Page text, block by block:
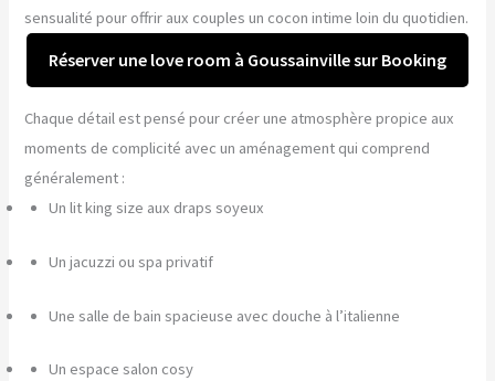
sensualité pour offrir aux couples un cocon intime loin du quotidien.
Réserver une love room à Goussainville sur Booking
Chaque détail est pensé pour créer une atmosphère propice aux
moments de complicité avec un aménagement qui comprend
généralement :
Un lit king size aux draps soyeux
Un jacuzzi ou spa privatif
Une salle de bain spacieuse avec douche à l’italienne
Un espace salon cosy